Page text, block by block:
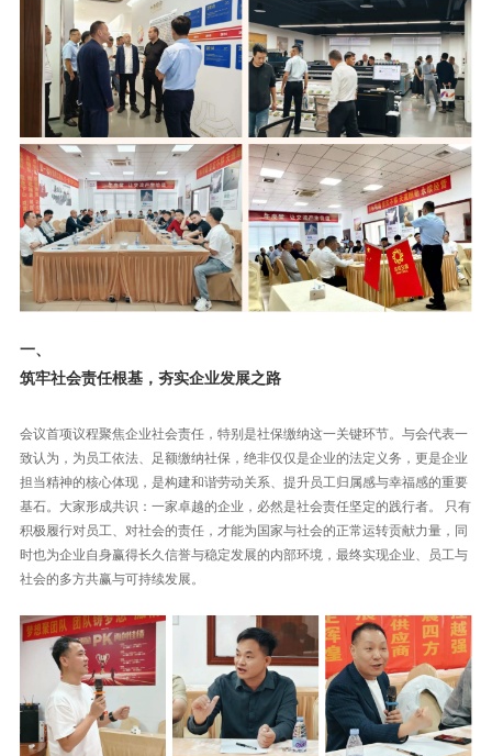
一、
筑牢社会责任根基，夯实企业发展之路
会议首项议程聚焦企业社会责任，特别是社保缴纳这一关键环节。与会代表一
致认为，为员工依法、足额缴纳社保，绝非仅仅是企业的法定义务，更是企业
担当精神的核心体现，是构建和谐劳动关系、提升员工归属感与幸福感的重要
基石。大家形成共识：一家卓越的企业，必然是社会责任坚定的践行者。 只有
积极履行对员工、对社会的责任，才能为国家与社会的正常运转贡献力量，同
时也为企业自身赢得长久信誉与稳定发展的内部环境，最终实现企业、员工与
社会的多方共赢与可持续发展。